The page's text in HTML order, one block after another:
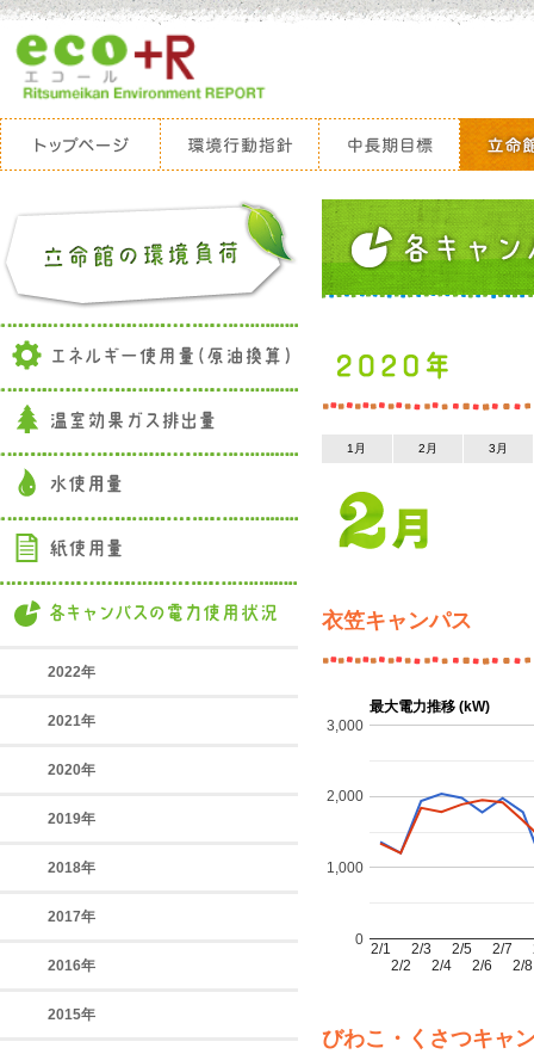
1月 2月 3月
衣笠キャンパス
最大電力推移 (kW)
2/1
2/2
2/3
2/4
2/5
2/6
2/7
2/8
0
1,000
2,000
3,000
びわこ・くさつキャ
2022年
2021年
2020年
2019年
2018年
2017年
2016年
2015年